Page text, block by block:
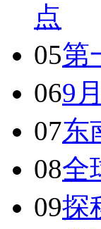
点
05第
069
07东
08全
09探